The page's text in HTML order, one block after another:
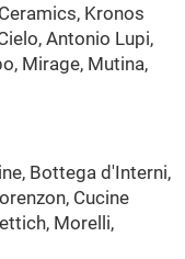
Kronos
Antonio Lupi,
Mirage, Mutina,
Bottega d'Interni,
Cucine
Morelli,